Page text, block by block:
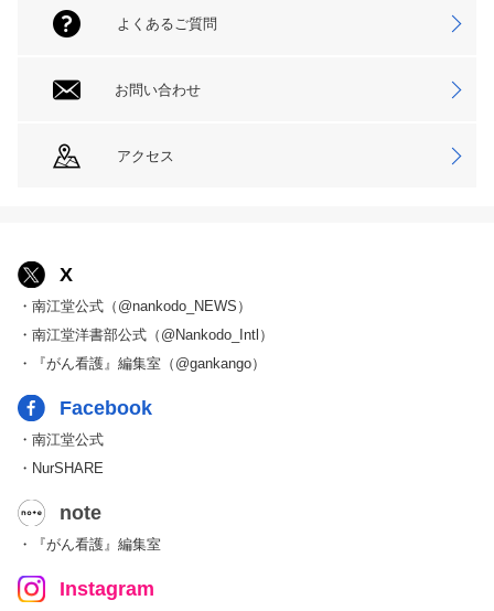
よくあるご質問
お問い合わせ
アクセス
X
・南江堂公式（@nankodo_NEWS）
・南江堂洋書部公式（@Nankodo_Intl）
・『がん看護』編集室（@gankango）
Facebook
・南江堂公式
・NurSHARE
note
・『がん看護』編集室
Instagram